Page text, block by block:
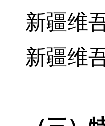
新疆维
新疆维